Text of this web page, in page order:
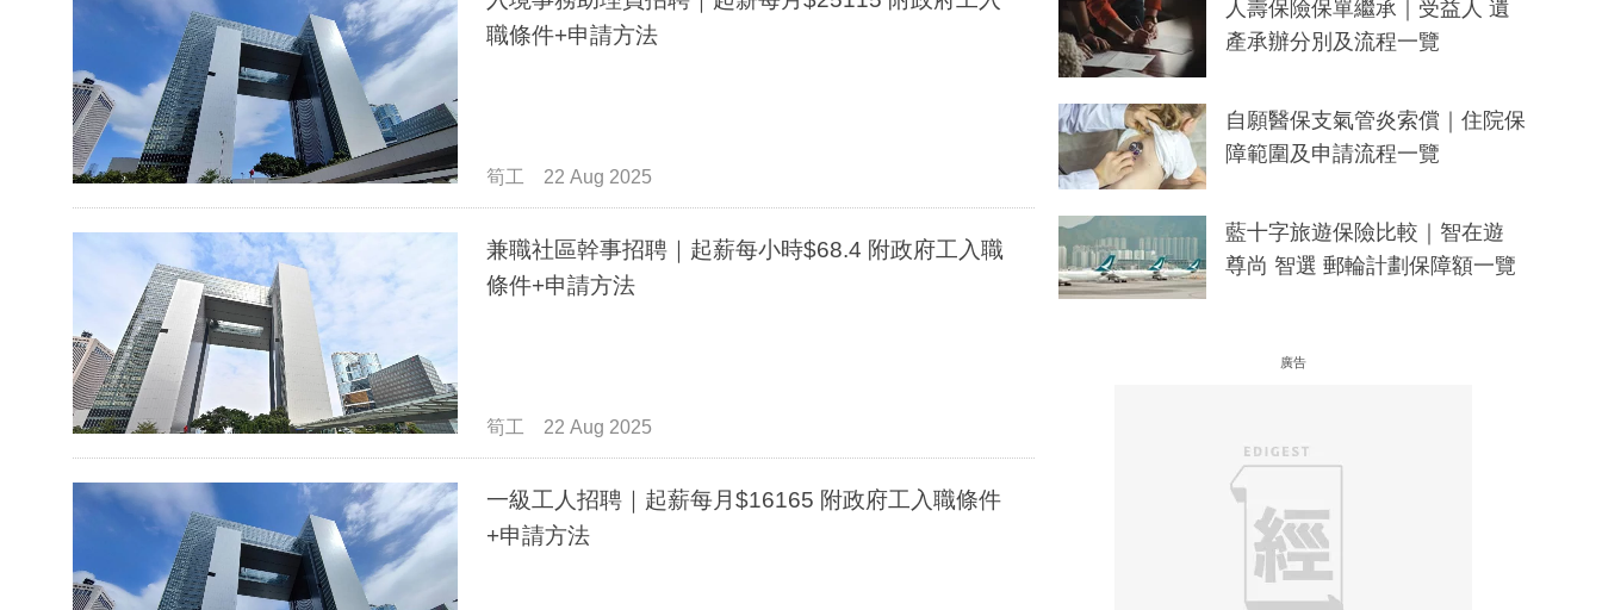
職條件+申請方法
筍工 22 Aug 2025
兼職社區幹事招聘｜起薪每小時$68.4 附政府工入職
條件+申請方法
筍工 22 Aug 2025
一級工人招聘｜起薪每月$16165 附政府工入職條件
+申請方法
人壽保險保單繼承｜受益人 遺
產承辦分別及流程一覽
自願醫保支氣管炎索償｜住院保
障範圍及申請流程一覽
藍十字旅遊保險比較｜智在遊
尊尚 智選 郵輪計劃保障額一覽
廣告